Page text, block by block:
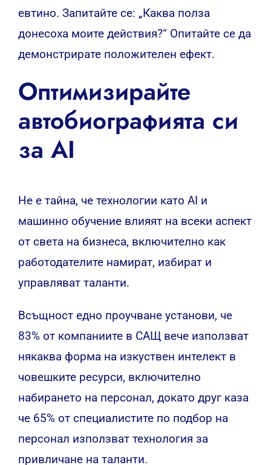
евтино. Запитайте се: „Каква полза
донесоха моите действия?“ Опитайте се да
демонстрирате положителен ефект.
Оптимизирайте
автобиографията си
за AI
Не е тайна, че технологии като AI и
машинно обучение влияят на всеки аспект
от света на бизнеса, включително как
работодателите намират, избират и
управляват таланти.
Всъщност едно проучване установи, че
83% от компаниите в САЩ вече използват
някаква форма на изкуствен интелект в
човешките ресурси, включително
набирането на персонал, докато друг каза
че 65% от специалистите по подбор на
персонал използват технология за
привличане на таланти.